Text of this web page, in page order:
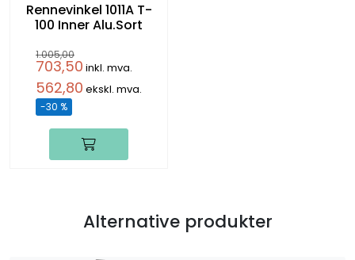
Rennevinkel 1011A T-
100 Inner Alu.Sort
1.005,00
703,50 inkl. mva.
562,80 ekskl. mva.
-30 %
Alternative produkter